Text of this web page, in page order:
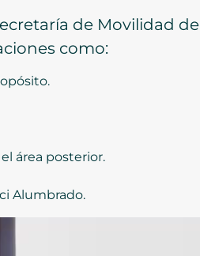
de Movilidad de
como:
área posterior.
Alumbrado.